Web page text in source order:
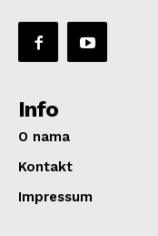
Info
O nama
Kontakt
Impressum